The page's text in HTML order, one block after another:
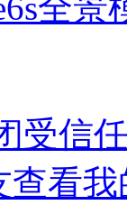
全
受信
看